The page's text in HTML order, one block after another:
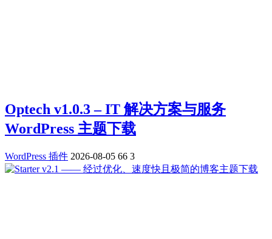
Optech v1.0.3 – IT 解决方案与服务
WordPress 主题下载
WordPress 插件 2026-08-05 66 3